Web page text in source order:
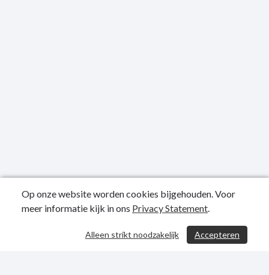
/ 270
Publicatiedatum: 20-09-2023
Op onze website worden cookies bijgehouden. Voor
meer informatie kijk in ons Privacy Statement.
Accepteren
Alleen strikt noodzakelijk